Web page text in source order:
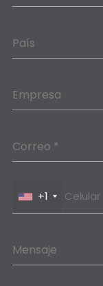
País
Empresa
Correo *
+1
Mensaje